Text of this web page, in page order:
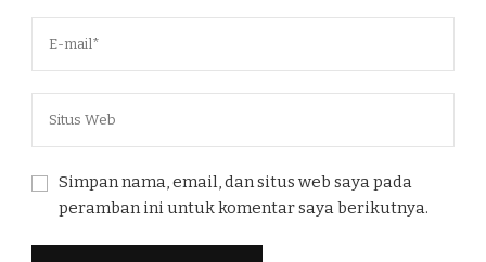
Simpan nama, email, dan situs web saya pada
peramban ini untuk komentar saya berikutnya.